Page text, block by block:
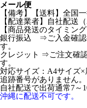
メール便
【備考】【送料】全国
【配達業者】自社配送
【商品発送のタイミング
銀行振込 ⇒ご入金確認
す。
クレジット ⇒ご注文確
す。
対応サイズ：A4サイズ×
追跡番号がありません。
自社配送で出荷通常7～
沖縄に配送不可です。